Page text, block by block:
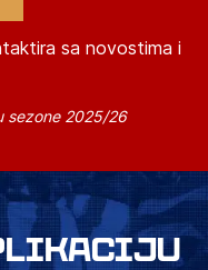
sa novostima i
sezone 2025/26